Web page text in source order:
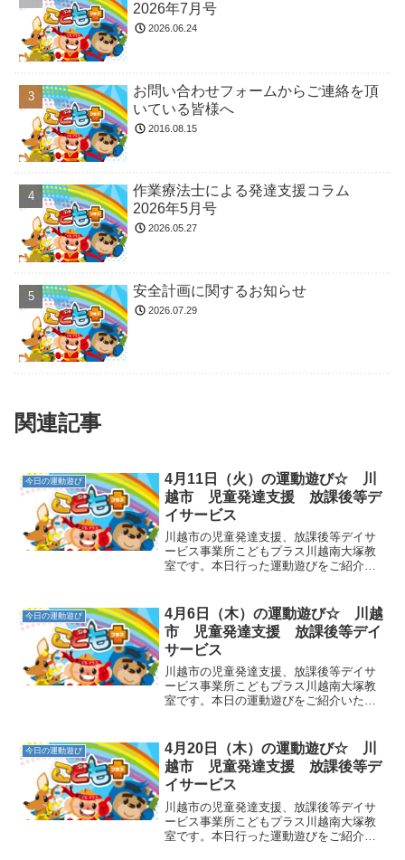
2026年7月号
2026.06.24
お問い合わせフォームからご連絡を頂
いている皆様へ
2016.08.15
作業療法士による発達支援コラム
2026年5月号
2026.05.27
安全計画に関するお知らせ
2026.07.29
関連記事
今日の運動遊び
4月11日（火）の運動遊び☆ 川
越市 児童発達支援 放課後等デ
イサービス
川越市の児童発達支援、放課後等デイサ
ービス事業所こどもプラス川越南大塚教
室です。本日行った運動遊びをご紹介い
みます。側転、跳び箱、前転などにつな
がる動きとなります。手足...
今日の運動遊び
4月6日（木）の運動遊び☆ 川越
市 児童発達支援 放課後等デイ
サービス
川越市の児童発達支援、放課後等デイサ
ービス事業所こどもプラス川越南大塚教
室です。本日の運動遊びをご紹介いたし
せーの！グー」、「パー、せーの！パ
ー」といった指示に従って、...
今日の運動遊び
4月20日（木）の運動遊び☆ 川
越市 児童発達支援 放課後等デ
イサービス
川越市の児童発達支援、放課後等デイサ
ービス事業所こどもプラス川越南大塚教
室です。本日行った運動遊びをご紹介い